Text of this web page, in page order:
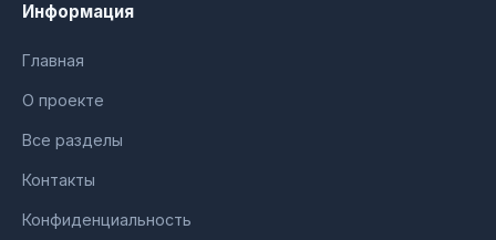
Информация
Главная
О проекте
Все разделы
Контакты
Конфиденциальность